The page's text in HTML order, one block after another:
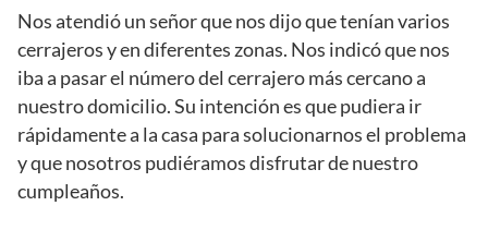
Nos atendió un señor que nos dijo que tenían varios
cerrajeros y en diferentes zonas. Nos indicó que nos
iba a pasar el número del cerrajero más cercano a
nuestro domicilio. Su intención es que pudiera ir
rápidamente a la casa para solucionarnos el problema
y que nosotros pudiéramos disfrutar de nuestro
cumpleaños.